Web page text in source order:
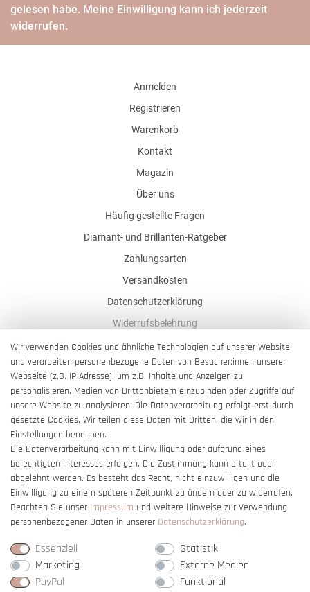
gelesen habe. Meine Einwilligung kann ich jederzeit
widerrufen.
Anmelden
Registrieren
Warenkorb
Kontakt
Magazin
Über uns
Häufig gestellte Fragen
Diamant- und Brillanten-Ratgeber
Zahlungsarten
Versandkosten
Datenschutzerklärung
Widerrufsbelehrung
AGB
Impressum
Barrierefreiheitserklärung
Vertrag widerrufen
Wir verwenden Cookies und ähnliche Technologien auf unserer Website
und verarbeiten personenbezogene Daten von Besucher:innen unserer
Webseite (z.B. IP-Adresse), um z.B. Inhalte und Anzeigen zu
personalisieren, Medien von Drittanbietern einzubinden oder Zugriffe auf
unsere Website zu analysieren. Die Datenverarbeitung erfolgt erst durch
gesetzte Cookies. Wir teilen diese Daten mit Dritten, die wir in den
Einstellungen benennen.
Die Datenverarbeitung kann mit Einwilligung oder aufgrund eines
berechtigten Interesses erfolgen. Die Zustimmung kann erteilt oder
abgelehnt werden. Es besteht das Recht, nicht einzuwilligen und die
Einwilligung zu einem späteren Zeitpunkt zu ändern oder zu widerrufen.
Beachten Sie unser Impressum und weitere Hinweise zur Verwendung
personenbezogener Daten in unserer Daten­schutz­erklärung.
Essenziell
Statistik
Marketing
Externe Medien
PayPal
Funktional